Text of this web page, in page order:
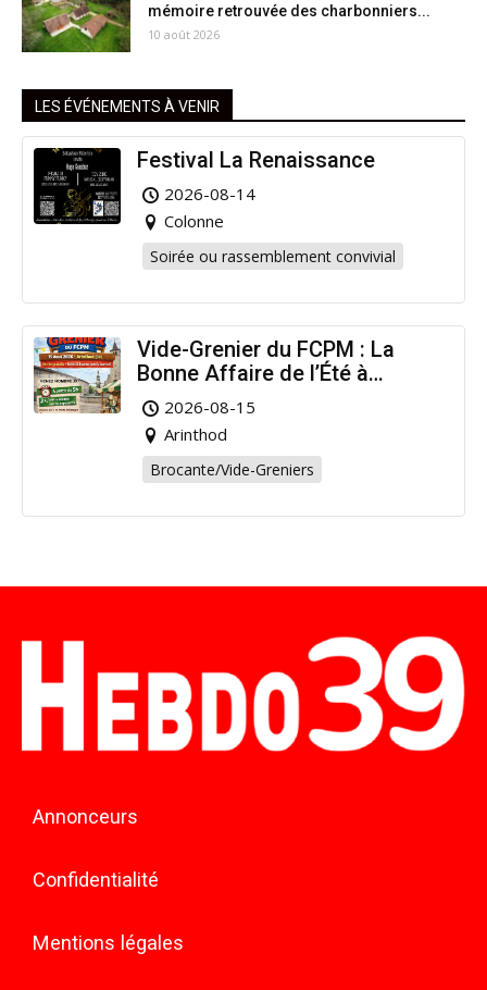
mémoire retrouvée des charbonniers...
10 août 2026
LES ÉVÉNEMENTS À VENIR
Festival La Renaissance
2026-08-14
Colonne
Soirée ou rassemblement convivial
Vide-Grenier du FCPM : La
Bonne Affaire de l’Été à
Arinthod !
2026-08-15
Arinthod
Brocante/Vide-Greniers